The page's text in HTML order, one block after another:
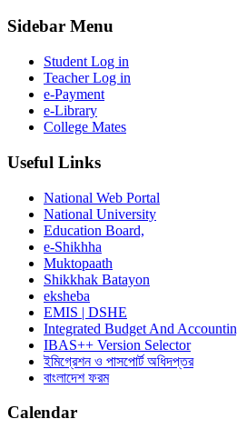
Sidebar Menu
Student Log in
Teacher Log in
e-Payment
e-Library
College Mates
Useful Links
National Web Portal
National University
Education Board,
e-Shikhha
Muktopaath
Shikkhak Batayon
eksheba
EMIS | DSHE
Integrated Budget And
IBAS++ Version Selector
ইমিগ্রেশন ও পাসপোর্ট অধিদপ্তর
বাংলাদেশ ফরম
Calendar